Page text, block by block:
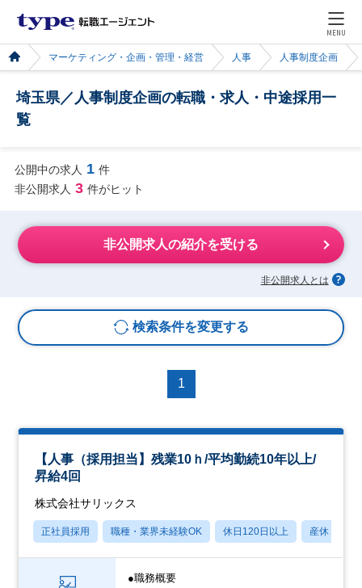
MENU
マーケティング・企画・管理・経営 人事 人事制度企画
埼玉県／人事制度企画の転職・求人・中途採用一
覧
公開中の求人 1 件
非公開求人 3 件がヒット
非公開求人の紹介を受ける
非公開求人とは
検索条件を変更する
1
【人事（採用担当】残業10ｈ/平均勤続10年以上/
昇給4回
株式会社サリックス
正社員採用 職種・業界未経験OK 休日120日以上 産休・育休
●職務概要